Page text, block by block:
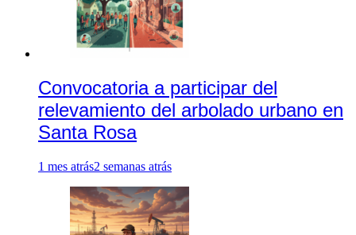
Convocatoria a participar del
relevamiento del arbolado urbano en
Santa Rosa
1 mes atrás2 semanas atrás